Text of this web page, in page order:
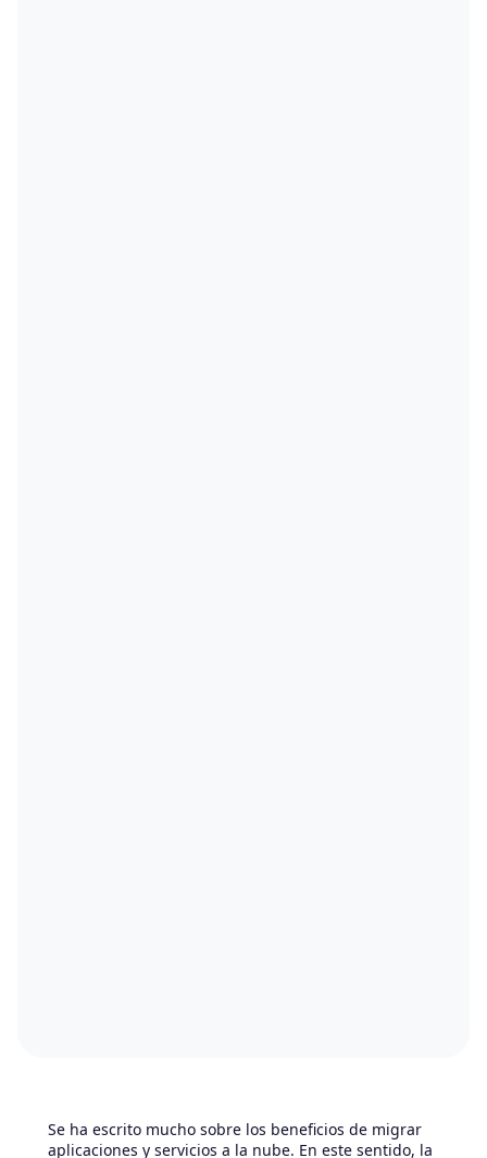
Se ha escrito mucho sobre los beneficios de migrar
aplicaciones y servicios a la nube. En este sentido, la